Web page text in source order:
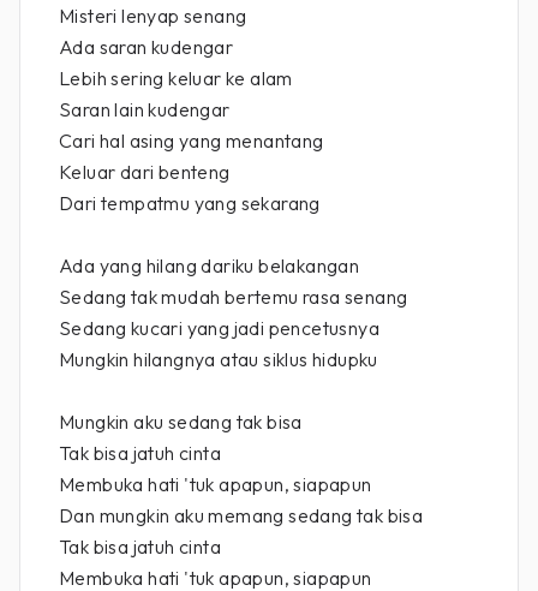
Misteri lenyap senang
Ada saran kudengar
Lebih sering keluar ke alam
Saran lain kudengar
Cari hal asing yang menantang
Keluar dari benteng
Dari tempatmu yang sekarang
Ada yang hilang dariku belakangan
Sedang tak mudah bertemu rasa senang
Sedang kucari yang jadi pencetusnya
Mungkin hilangnya atau siklus hidupku
Mungkin aku sedang tak bisa
Tak bisa jatuh cinta
Membuka hati 'tuk apapun, siapapun
Dan mungkin aku memang sedang tak bisa
Tak bisa jatuh cinta
Membuka hati 'tuk apapun, siapapun